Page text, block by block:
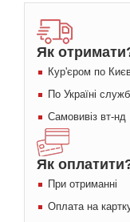
Як
Кур'єром по
По Україні
Самовивіз вт-нд
Як
При отриманні
Оплата на